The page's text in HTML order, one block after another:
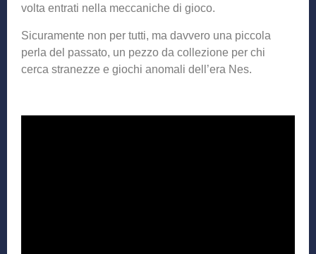
volta entrati nella meccaniche di gioco.
Sicuramente non per tutti, ma davvero una piccola
perla del passato, un pezzo da collezione per chi
cerca stranezze e giochi anomali dell’era Nes.